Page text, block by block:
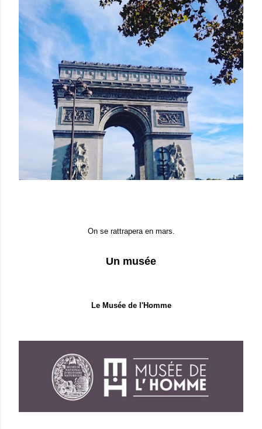
On se rattrapera en mars.
Un musée
Le Musée de l'Homme